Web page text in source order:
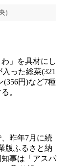
)
」を具材にし
った総菜(321
(356円)など7種
。
昨年7月に続
版ふるさと納
事は「アスパ